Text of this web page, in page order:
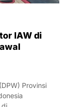
IAW di
Provinsi